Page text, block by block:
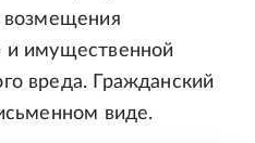
возмещения
и имущественной
вреда. Гражданский
виде.